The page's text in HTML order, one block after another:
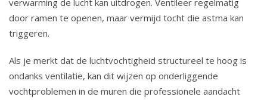
verwarming de lucht kan uitdrogen. Ventileer regelmatig
door ramen te openen, maar vermijd tocht die astma kan
triggeren.
Als je merkt dat de luchtvochtigheid structureel te hoog is
ondanks ventilatie, kan dit wijzen op onderliggende
vochtproblemen in de muren die professionele aandacht